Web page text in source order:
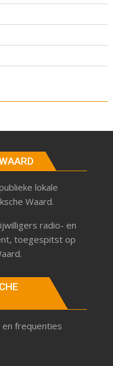
lokale
Waard.
radio- en
toegespitst op
frequenties